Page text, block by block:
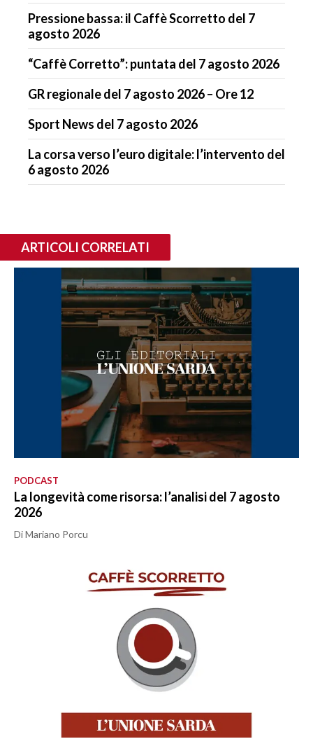
Pressione bassa: il Caffè Scorretto del 7
agosto 2026
“Caffè Corretto”: puntata del 7 agosto 2026
GR regionale del 7 agosto 2026 – Ore 12
Sport News del 7 agosto 2026
La corsa verso l’euro digitale: l’intervento del
6 agosto 2026
ARTICOLI CORRELATI
PODCAST
La longevità come risorsa: l’analisi del 7 agosto
2026
Di Mariano Porcu